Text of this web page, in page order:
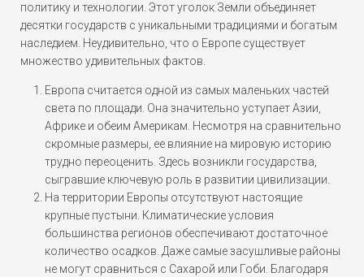
политику и технологии. Этот уголок Земли объединяет
десятки государств с уникальными традициями и богатым
наследием. Неудивительно, что о Европе существует
множество удивительных фактов.
Европа считается одной из самых маленьких частей
света по площади. Она значительно уступает Азии,
Африке и обеим Америкам. Несмотря на сравнительно
скромные размеры, ее влияние на мировую историю
трудно переоценить. Здесь возникли государства,
сыгравшие ключевую роль в развитии цивилизации.
На территории Европы отсутствуют настоящие
крупные пустыни. Климатические условия
большинства регионов обеспечивают достаточное
количество осадков. Даже самые засушливые районы
не могут сравниться с Сахарой или Гоби. Благодаря